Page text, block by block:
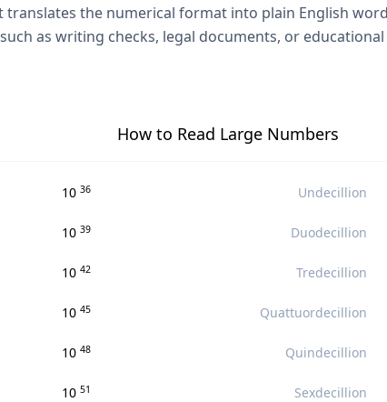
translates the numerical format into plain English
such as writing checks, legal documents, or
How to Read Large Numbers
10 36 Undecillion
10 39 Duodecillion
10 42 Tredecillion
10 45 Quattuordecillion
10 48 Quindecillion
10 51 Sexdecillion